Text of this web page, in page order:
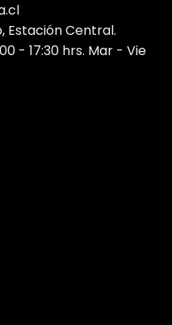
Estación Central.
- 17:30 hrs. Mar - Vie